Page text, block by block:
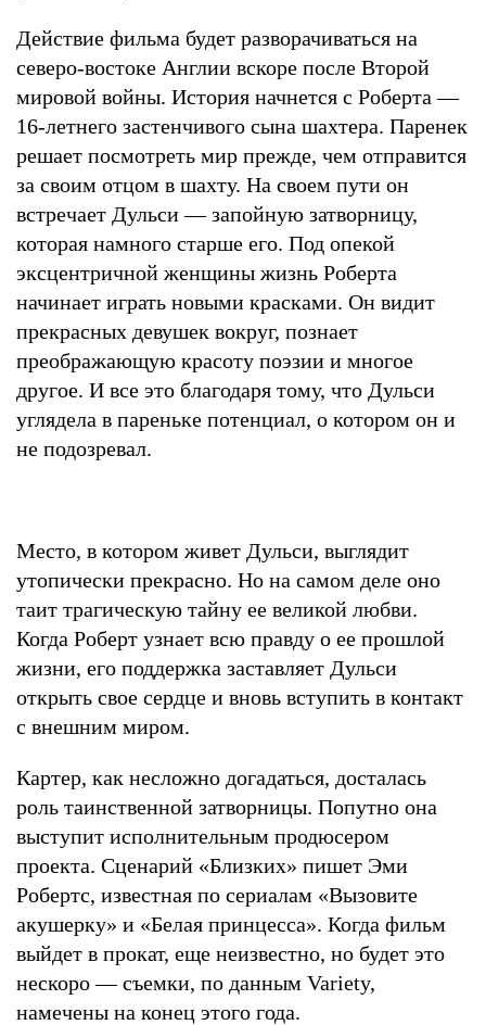
Действие фильма будет разворачиваться на
северо-востоке Англии вскоре после Второй
мировой войны. История начнется с Роберта —
16-летнего застенчивого сына шахтера. Паренек
решает посмотреть мир прежде, чем отправится
за своим отцом в шахту. На своем пути он
встречает Дульси — запойную затворницу,
которая намного старше его. Под опекой
эксцентричной женщины жизнь Роберта
начинает играть новыми красками. Он видит
прекрасных девушек вокруг, познает
преображающую красоту поэзии и многое
другое. И все это благодаря тому, что Дульси
углядела в пареньке потенциал, о котором он и
не подозревал.
Место, в котором живет Дульси, выглядит
утопически прекрасно. Но на самом деле оно
таит трагическую тайну ее великой любви.
Когда Роберт узнает всю правду о ее прошлой
жизни, его поддержка заставляет Дульси
открыть свое сердце и вновь вступить в контакт
с внешним миром.
Картер, как несложно догадаться, досталась
роль таинственной затворницы. Попутно она
выступит исполнительным продюсером
проекта. Сценарий «Близких» пишет Эми
Робертс, известная по сериалам «Вызовите
акушерку» и «Белая принцесса». Когда фильм
выйдет в прокат, еще неизвестно, но будет это
нескоро — съемки, по данным Variety,
намечены на конец этого года.